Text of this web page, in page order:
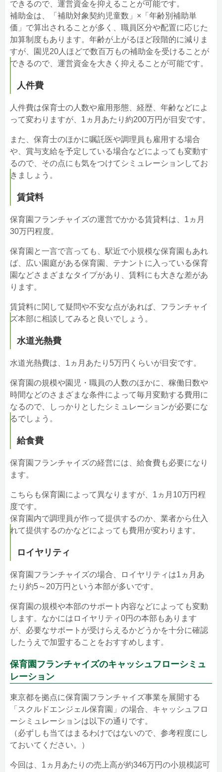
できるので、運営資金を抑えることが可能です。
補助金は、「補助対象契約児童数」×「年齢別補助単
価」で算出されることが多く、職員区分や配置に応じた
加算制度もあります。年齢が上がるほど段階的に減りま
すが、園児20人ほどで数百万もの補助金を受けることが
できるので、運営資金を大きく抑えることが可能です。
人件費
人件費は保育士の人数や雇用形態、経歴、年齢などによ
って変わりますが、1ヵ月あたり約200万円が目安です。
また、保育士のほかに嘱託医や調理員も雇用する場合
や、賞与支給を予定している場合などによっても変動す
るので、その点にも気をつけてシミュレーションしてお
きましょう。
賃貸料
保育園フランチャイズの運営でかかる賃貸料は、1ヵ月
30万円程度。
保育園と一言で言っても、駅近で小規模な保育園もあれ
ば、広い園庭がある保育園、テナントに入っている保育
園などさまざまなタイプがあり、賃料にも大きな差があ
ります。
賃貸料に関して疑問や不安な点があれば、フランチャイ
ズ本部に相談してみると良いでしょう。
水道光熱費
水道光熱費は、1ヵ月あたり5万円くらいが目安です。
保育園の規模や園児・職員の人数のほかに、稼働日数や
時間などのさまざまな条件によって毎月変動する費用に
なるので、しっかりとしたシミュレーションが必要にな
るでしょう。
給食費
保育園フランチャイズの経営には、給食費も必要になり
ます。
こちらも保育園によって異なりますが、1ヵ月10万円程
度です。
保育園内で調理員が作って提供するのか、業者から仕入
れて提供するのかなどによっても費用が変わります。
ロイヤリティ
保育園フランチャイズの場合、ロイヤリティは1ヵ月あ
たり約5～20万円という本部が多いです。
保育園の規模や本部のサポート内容などによっても変動
します。なかにはロイヤリティ0円の本部もあります
が、必要なサポートが受けらえるかどうかを十分に確認
したうえで加盟することをおすすめします。
保育園フランチャイズのキャッシュフローシミュ
レーション
東京都を拠点に保育園フランチャイズ事業を展開する
「スクルドエンジェル保育園」の場合、キャッシュフロ
ーシミュレーションは以下の通りです。
（必ずしも当てはまるわけではないので、参考程度にし
ておいてください。）
今回は、1ヵ月あたりの売上高が約346万円の小規模認可